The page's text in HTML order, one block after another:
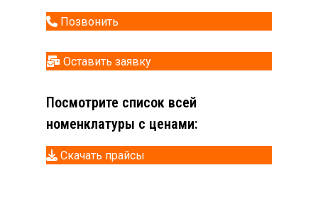
Позвонить
Оставить заявку
Посмотрите список всей
номенклатуры с ценами:
Скачать прайсы